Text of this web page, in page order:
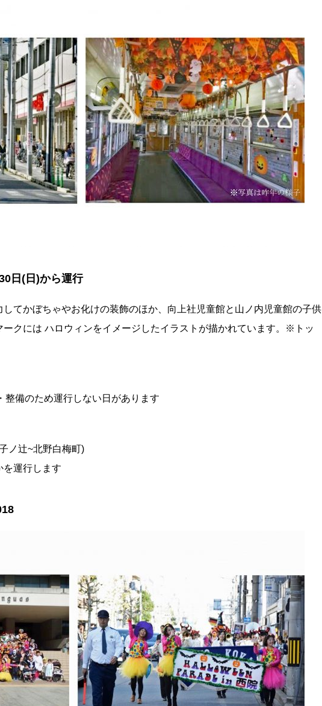
日(日)から運行
てかぼちゃやお化けの装飾のほか、向上社児童館と山ノ内児童館の子供
クには ハロウィンをイメージしたイラストが描かれています。※トッ
備のため運行しない日があります
ノ辻~北野白梅町)
運行します